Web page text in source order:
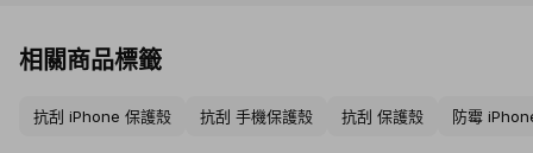
相關商品標籤
抗刮 iPhone 保護殼 抗刮 手機保護殼 抗刮 保護殼 防霉